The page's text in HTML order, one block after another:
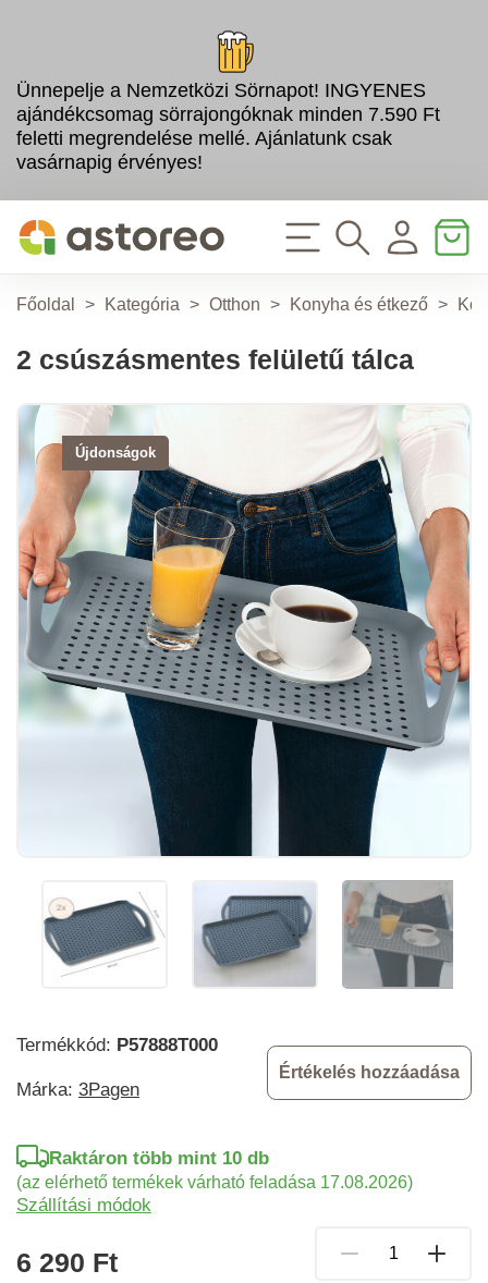
Ünnepelje a Nemzetközi Sörnapot! INGYENES
ajándékcsomag sörrajongóknak minden 7.590 Ft
feletti megrendelése mellé. Ajánlatunk csak
vasárnapig érvényes!
Főoldal > Kategória > Otthon > Konyha és étkező >
2 csúszásmentes felületű tálca
Újdonságok
Termékkód: P57888T000
Márka: 3Pagen
Értékelés hozzáadása
6 290 Ft
Raktáron több mint 10 db
(az elérhető termékek várható feladása 17.08.2026)
Szállítási módok